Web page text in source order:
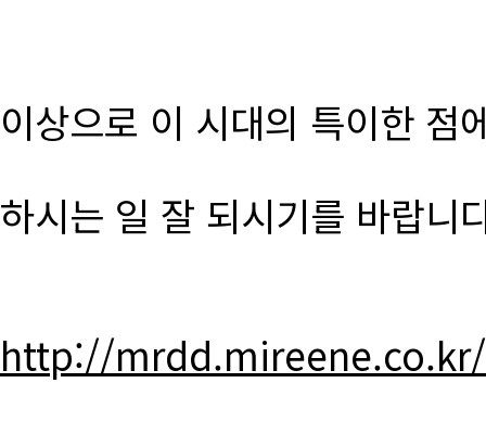
이상으로 이 시대의 특이한 점
하시는 일 잘 되시기를 바랍니
http://